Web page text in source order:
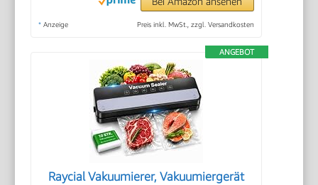
* Anzeige Preis inkl. MwSt., zzgl. Versandkosten
ANGEBOT
Raycial Vakuumierer, Vakuumiergerät